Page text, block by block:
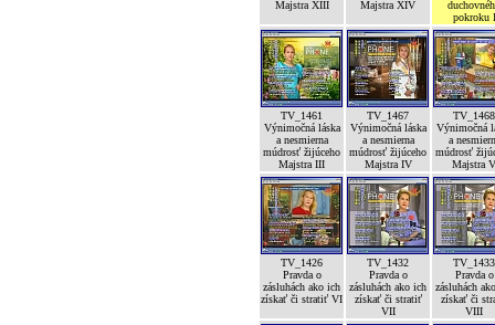
Majstra XIII
Majstra XIV
pokroku I
TV_1461
Výnimočná láska
a nesmierna
múdrosť žijúceho
Majstra III
TV_1467
Výnimočná láska
a nesmierna
múdrosť žijúceho
Majstra IV
TV_1468
Výnimočná
a
múdrosť
Majstra V
TV_1426
Pravda o
zásluhách ako ich
získať či stratiť VI
TV_1432
Pravda o
zásluhách ako ich
získať či stratiť
VII
TV_1433
Pravda o
zásluhách
získať či
VIII